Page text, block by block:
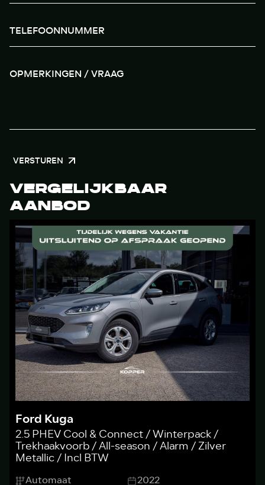
VERSTUREN
VERGELIJKBAAR
AANBOD
Ford Kuga
2.5 PHEV Cool & Connect / Winterpack /
Trekhaakvoorb / All-season / Alarm / Zilver
Metallic / Incl BTW
Automaat
2022